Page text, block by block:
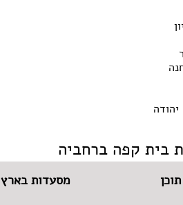
בית קפה ברחביה
מסעדות בארץ